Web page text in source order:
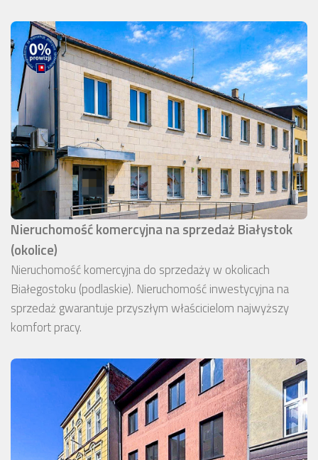
Nieruchomość komercyjna na sprzedaż Białystok
(okolice)
Nieruchomość komercyjna do sprzedaży w okolicach
Białegostoku (podlaskie). Nieruchomość inwestycyjna na
sprzedaż gwarantuje przyszłym właścicielom najwyższy
komfort pracy.